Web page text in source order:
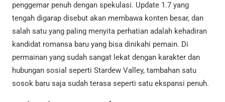
penggemar penuh dengan spekulasi. Update 1.7 yang
tengah digarap disebut akan membawa konten besar, dan
salah satu yang paling menyita perhatian adalah kehadiran
kandidat romansa baru yang bisa dinikahi pemain. Di
permainan yang sudah sangat lekat dengan karakter dan
hubungan sosial seperti Stardew Valley, tambahan satu
sosok baru saja sudah terasa seperti satu ekspansi penuh.